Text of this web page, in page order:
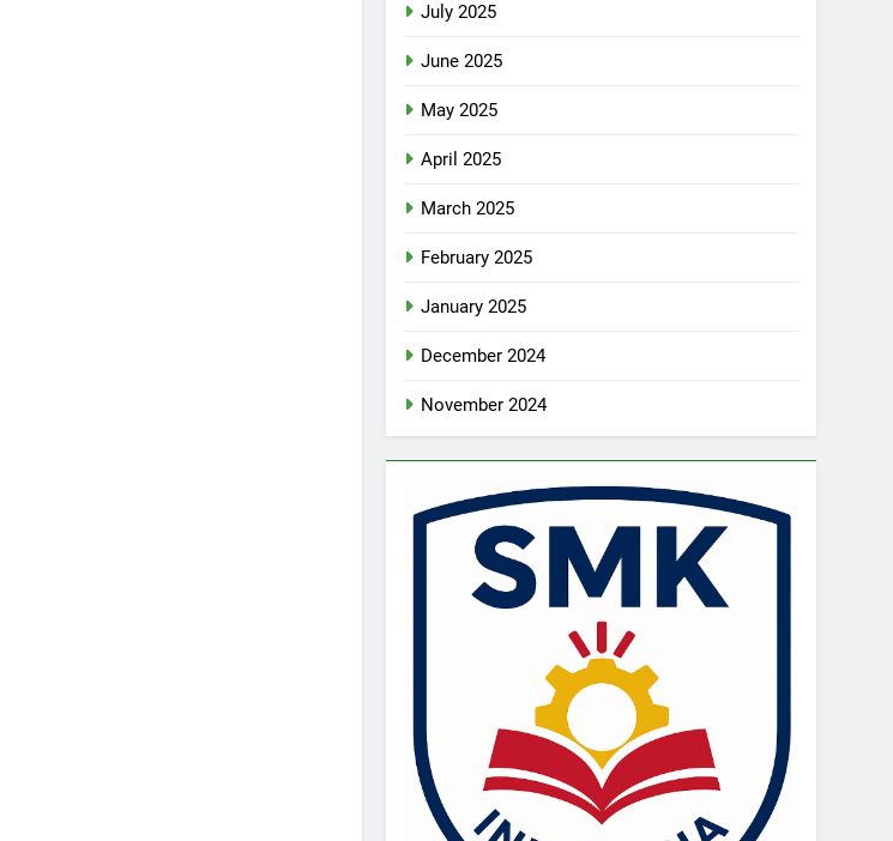
July 2025
June 2025
May 2025
April 2025
March 2025
February 2025
January 2025
December 2024
November 2024